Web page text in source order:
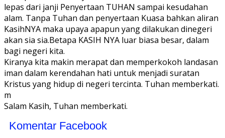
lepas dari janji Penyertaan TUHAN sampai kesudahan
alam. Tanpa Tuhan dan penyertaan Kuasa bahkan aliran
KasihNYA maka upaya apapun yang dilakukan dinegeri
akan sia sia.Betapa KASIH NYA luar biasa besar, dalam
bagi negeri kita.
Kiranya kita makin merapat dan memperkokoh landasan
iman dalam kerendahan hati untuk menjadi suratan
Kristus yang hidup di negeri tercinta. Tuhan memberkati.
m
Salam Kasih, Tuhan memberkati.
Komentar Facebook